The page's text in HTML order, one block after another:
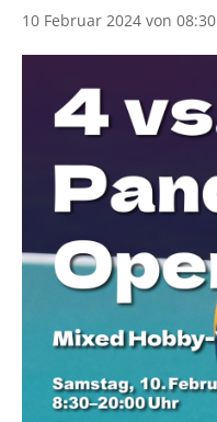
10 Februar 2024 von 08:30